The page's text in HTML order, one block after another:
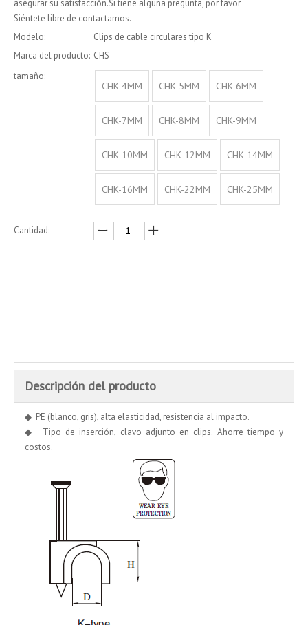
asegurar su satisfacción.Si tiene alguna pregunta, por favor
Siéntete libre de contactarnos.
Modelo:
Clips de cable circulares tipo K
Marca del producto: CHS
tamaño:
CHK-4MM CHK-5MM CHK-6MM
CHK-7MM CHK-8MM CHK-9MM
CHK-10MM CHK-12MM CHK-14MM
CHK-16MM CHK-22MM CHK-25MM
Cantidad:
Descripción del producto
◆ PE (blanco, gris), alta elasticidad, resistencia al impacto.
◆ Tipo de inserción, clavo adjunto en clips. Ahorre tiempo y
costos.